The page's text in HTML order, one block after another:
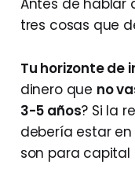
tres cosas que
Tu horizonte de
dinero que no
3-5 años? Si la
debería estar
son para capital